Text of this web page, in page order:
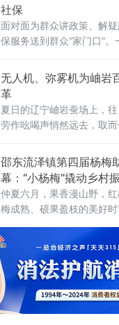
社保
面对面为群众讲政策、解
保服务送到群众“家门口”
策宣传折页、一对一答疑
的语言，为赶集的村民、
民养老保险参保范围、缴费
无人机、弥雾机为岫岩
革
夏日的辽宁岫岩蚕场上，
劳作吆喝声悄然远去，取
轻快轰鸣。阵阵机械声响划
着岫岩延续近300年的柞蚕
正式落幕，当地传统柞蚕产
化、现代化生产新阶段，
覆性变革。 据介绍，柞蚕
性的特色支柱农业产业，
邵东流泽镇第四届杨梅
幕：“小杨梅”撬动乡村
仲夏六月，果香漫山野，
梅成熟、硕果盈枝的美好
的喜悦。6月7日，流泽镇
正式拉开帷幕，首先，镇
表达了欢迎社会各届来宾
动所取得成果的肯定。